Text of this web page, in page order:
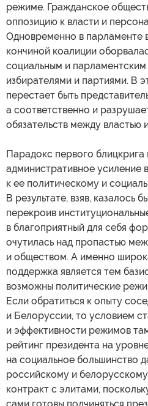
режиме. Гражданское
оппозицию к власти и
Одновременно в парламенте
кончиной коалиции
социальным и
избирателями и партиями. В
перестает быть
а соответственно и
обязательств между властью
Парадокс первого блицкрига
административное усиление
к ее политическому и
В результате, взяв, казалось
перекроив
в благоприятный для себя
очутилась над пропастью
и обществом. А именно
поддержка является тем
возможны политические
Если обратиться к опыту
и Белоруссии, то условием
и эффективности режимов
рейтинг президента на
на социальное большинство
российскому и
контракт с элитами,
сами готовы подчиняться